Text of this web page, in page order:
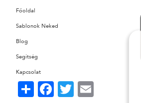
Főoldal
Sablonok Neked
Blog
Segítség
Kapcsolat
Share FacebookTwitterEmail